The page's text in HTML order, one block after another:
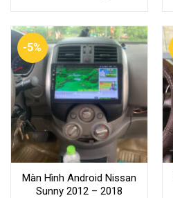
-5%
Màn Hình Android Nissan
Sunny 2012 – 2018